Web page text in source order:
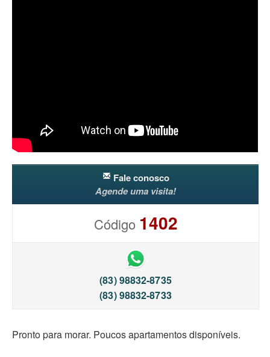
Fale conosco
Agende uma visita!
Código 1402
(83) 98832-8735
(83) 98832-8733
Pronto para morar. Poucos apartamentos disponíveis.